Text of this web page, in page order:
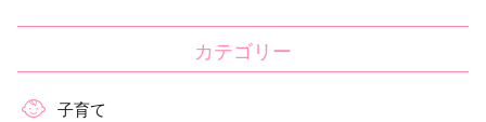
カテゴリー
子育て